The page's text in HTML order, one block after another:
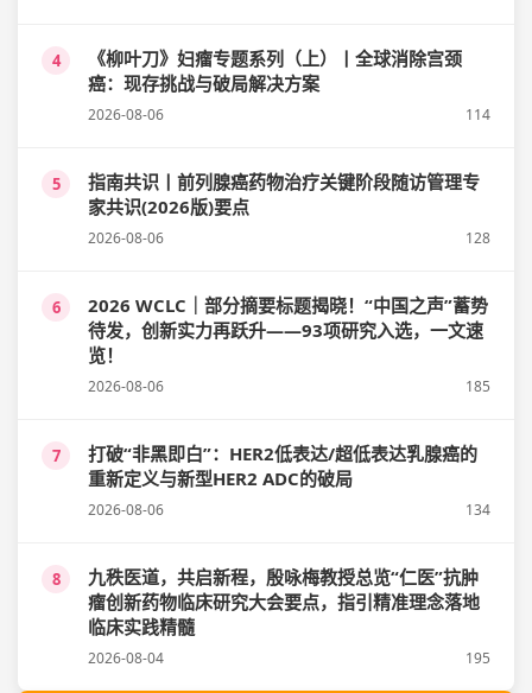
4
《柳叶刀》妇瘤专题系列（上）丨全球消除宫颈
癌：现存挑战与破局解决方案
2026-08-06 114
5
指南共识丨前列腺癌药物治疗关键阶段随访管理专
家共识(2026版)要点
2026-08-06 128
6
2026 WCLC｜部分摘要标题揭晓！“中国之声”蓄势
待发，创新实力再跃升——93项研究入选，一文速
览！
2026-08-06 185
7
打破“非黑即白”：HER2低表达/超低表达乳腺癌的
重新定义与新型HER2 ADC的破局
2026-08-06 134
8
九秩医道，共启新程，殷咏梅教授总览“仁医”抗肿
瘤创新药物临床研究大会要点，指引精准理念落地
临床实践精髓
2026-08-04 195